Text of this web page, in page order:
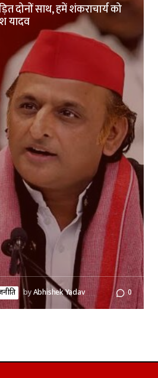
दोनों साथ, हमें शंकराचार्य को
यादव
byAbhishek Yadav 0